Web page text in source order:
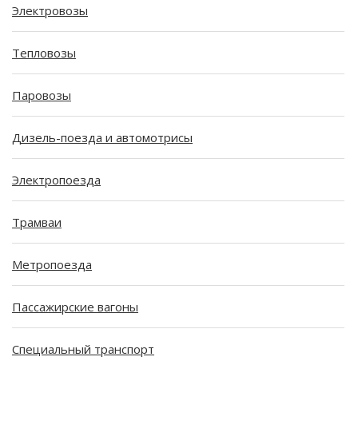
Электровозы
Тепловозы
Паровозы
Дизель-поезда и автомотрисы
Электропоезда
Трамваи
Метропоезда
Пассажирские вагоны
Специальный транспорт